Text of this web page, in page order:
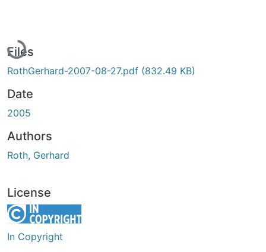
Loading...
Files
RothGerhard-2007-08-27.pdf (832.49 KB)
Date
2005
Authors
Roth, Gerhard
License
In Copyright